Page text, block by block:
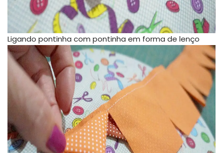
Ligando pontinha com pontinha em forma de lenço